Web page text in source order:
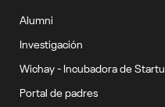
Alumni
Investigación
Wichay - Incubadora de
Portal de padres